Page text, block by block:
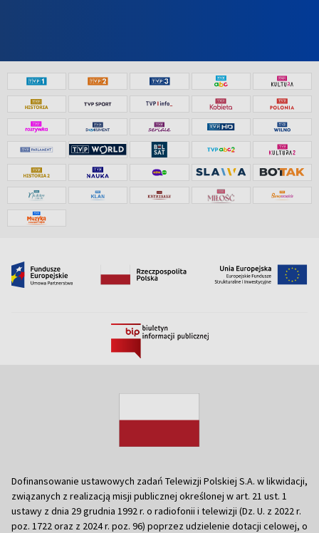
Dofinansowanie ustawowych zadań Telewizji Polskiej S.A. w likwidacji,
związanych z realizacją misji publicznej określonej w art. 21 ust. 1
ustawy z dnia 29 grudnia 1992 r. o radiofonii i telewizji (Dz. U. z 2022 r.
poz. 1722 oraz z 2024 r. poz. 96) poprzez udzielenie dotacji celowej, o